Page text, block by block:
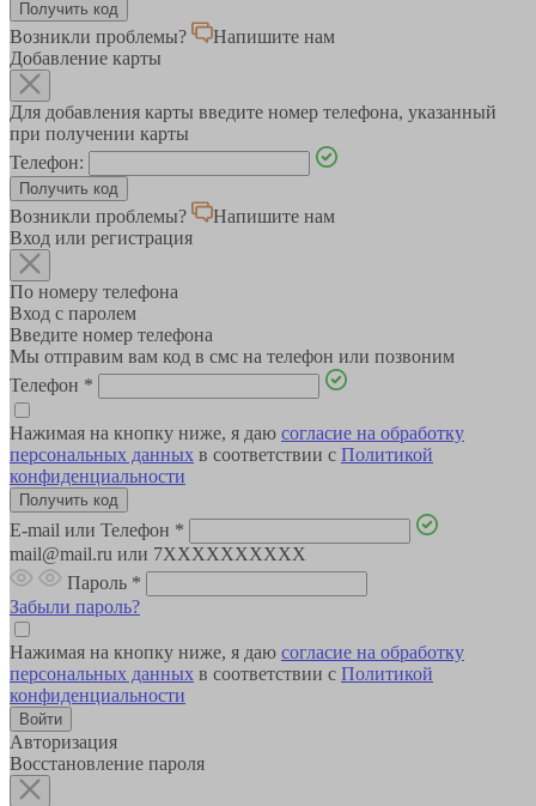
Возникли проблемы?
Напишите нам
Добавление карты
Для добавления карты введите номер телефона, указанный
при получении карты
Телефон:
Возникли проблемы?
Напишите нам
Вход или регистрация
По номеру телефона
Вход с паролем
Введите номер телефона
Мы отправим вам код в смс на телефон или позвоним
Телефон *
Нажимая на кнопку ниже, я даю согласие на обработку
персональных данных в соответствии с Политикой
конфиденциальности
E-mail или Телефон *
mail@mail.ru или 7XXXXXXXXXX
Пароль *
Забыли пароль?
Нажимая на кнопку ниже, я даю согласие на обработку
персональных данных в соответствии с Политикой
конфиденциальности
Авторизация
Восстановление пароля